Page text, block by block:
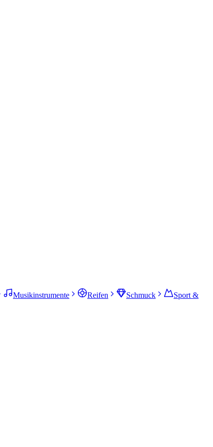
Musikinstrumente Reifen Schmuck
Sport &